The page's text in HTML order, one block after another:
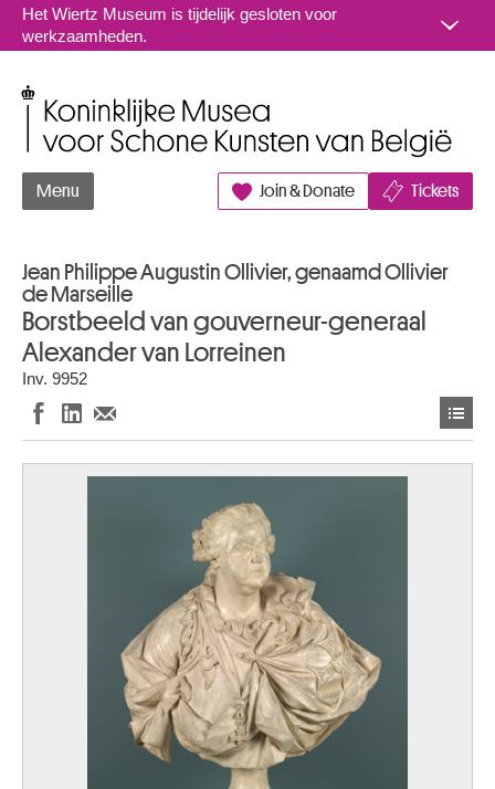
Naar inhoud
Het Wiertz Museum is tijdelijk gesloten voor
werkzaamheden.
Menu Join & Donate Tickets
Jean Philippe Augustin Ollivier, genaamd Ollivier
de Marseille
Borstbeeld van gouverneur-generaal
Alexander van Lorreinen
Inv. 9952